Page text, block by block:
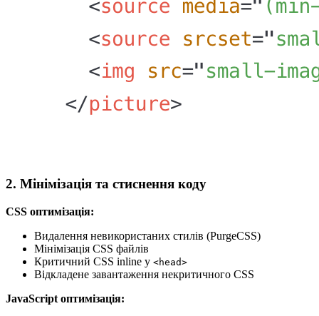
2. Мінімізація та стиснення коду
CSS оптимізація:
Видалення невикористаних стилів (PurgeCSS)
Мінімізація CSS файлів
Критичний CSS inline у <head>
Відкладене завантаження некритичного CSS
JavaScript оптимізація: